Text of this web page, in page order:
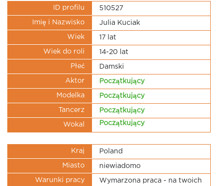
ID profilu 510527
Imię i Nazwisko Julia Kuciak
Wiek 17 lat
Wiek do roli 14-20 lat
Płeć Damski
Aktor Początkujący
Modelka Początkujący
Tancerz Początkujący
Wokal Początkujący
Kraj Poland
Miasto niewiadomo
Warunki pracy
Wymarzona praca - na twoich